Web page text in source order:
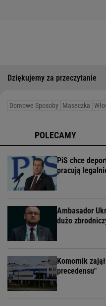
Dziękujemy za przeczytanie
Domowe Sposoby Maseczka
POLECAMY
PiS chce
pracują
Ambasador
dużo
Komornik
precedensu"